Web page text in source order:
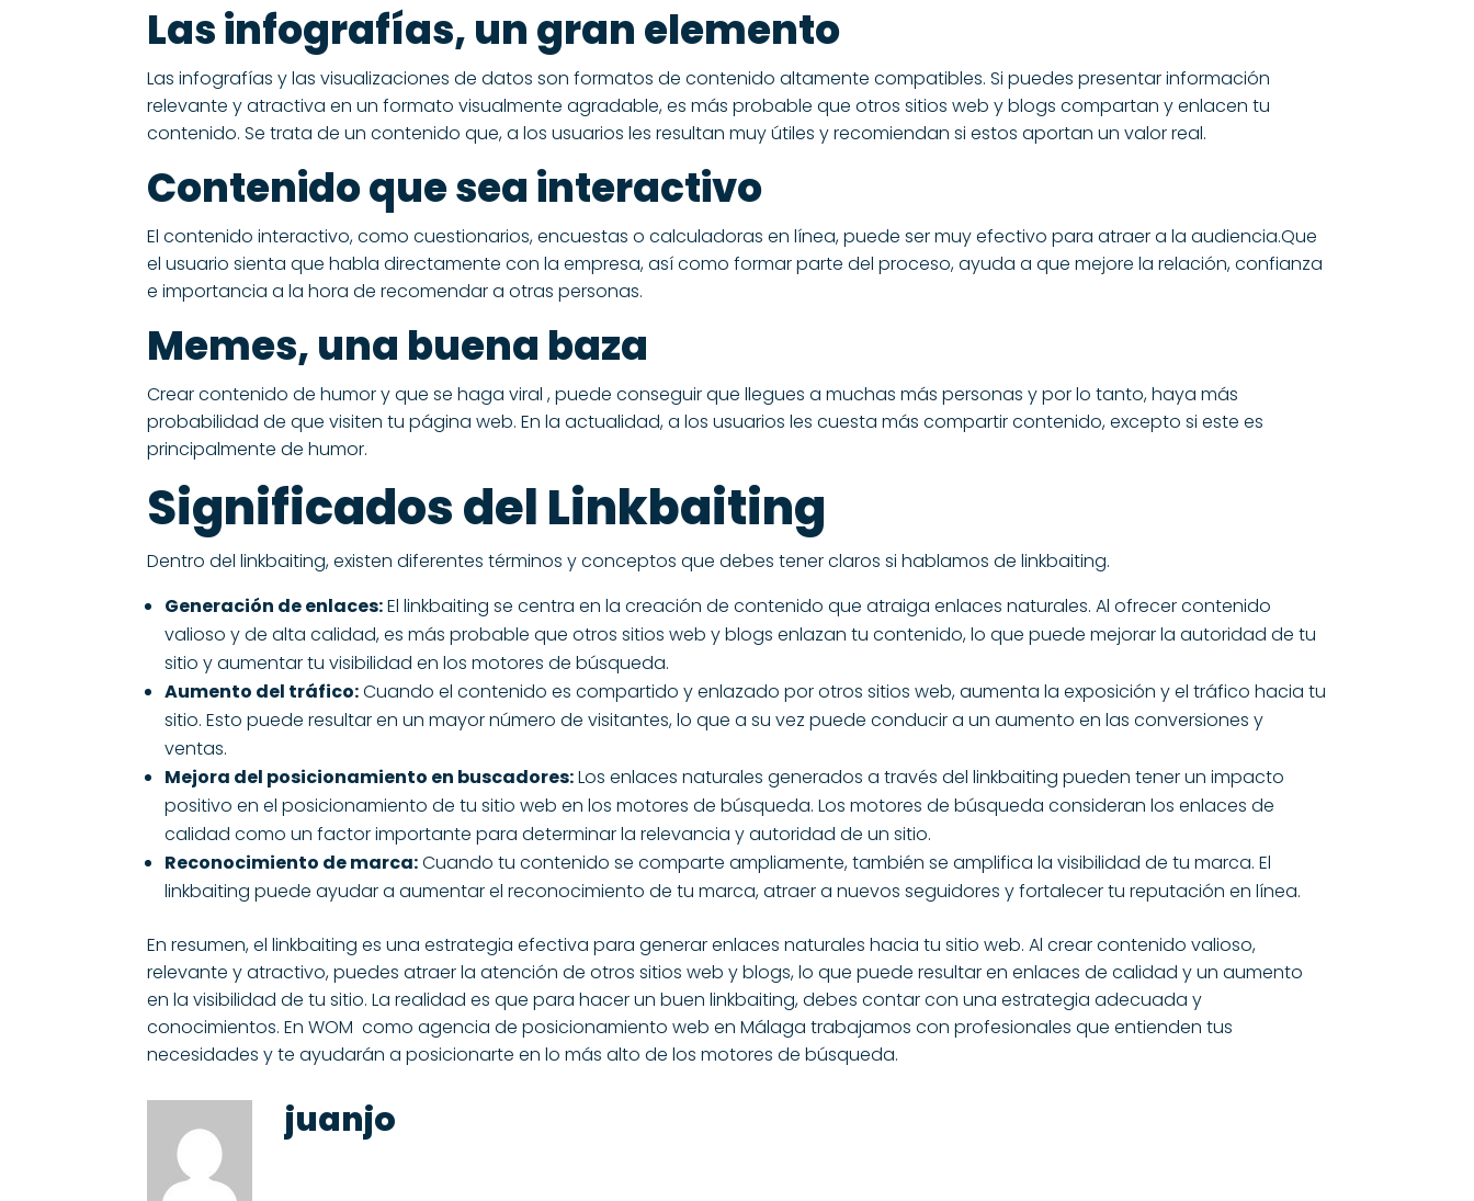
Las infografías, un gran elemento
Las infografías y las visualizaciones de datos son formatos de contenido altamente compatibles. Si puedes presentar información
relevante y atractiva en un formato visualmente agradable, es más probable que otros sitios web y blogs compartan y enlacen tu
contenido. Se trata de un contenido que, a los usuarios les resultan muy útiles y recomiendan si estos aportan un valor real.
Contenido que sea interactivo
El contenido interactivo, como cuestionarios, encuestas o calculadoras en línea, puede ser muy efectivo para atraer a la audiencia.Que
el usuario sienta que habla directamente con la empresa, así como formar parte del proceso, ayuda a que mejore la relación, confianza
e importancia a la hora de recomendar a otras personas.
Memes, una buena baza
Crear contenido de humor y que se haga viral , puede conseguir que llegues a muchas más personas y por lo tanto, haya más
probabilidad de que visiten tu página web. En la actualidad, a los usuarios les cuesta más compartir contenido, excepto si este es
principalmente de humor.
Significados del Linkbaiting
Dentro del linkbaiting, existen diferentes términos y conceptos que debes tener claros si hablamos de linkbaiting.
Generación de enlaces:El linkbaiting se centra en la creación de contenido que atraiga enlaces naturales. Al ofrecer contenido
valioso y de alta calidad, es más probable que otros sitios web y blogs enlazan tu contenido, lo que puede mejorar la autoridad de tu
sitio y aumentar tu visibilidad en los motores de búsqueda.
Aumento del tráfico:Cuando el contenido es compartido y enlazado por otros sitios web, aumenta la exposición y el tráfico hacia tu
sitio. Esto puede resultar en un mayor número de visitantes, lo que a su vez puede conducir a un aumento en las conversiones y
ventas.
Mejora del posicionamiento en buscadores:Los enlaces naturales generados a través del linkbaiting pueden tener un impacto
positivo en el posicionamiento de tu sitio web en los motores de búsqueda. Los motores de búsqueda consideran los enlaces de
calidad como un factor importante para determinar la relevancia y autoridad de un sitio.
Reconocimiento de marca:Cuando tu contenido se comparte ampliamente, también se amplifica la visibilidad de tu marca. El
linkbaiting puede ayudar a aumentar el reconocimiento de tu marca, atraer a nuevos seguidores y fortalecer tu reputación en línea.
En resumen, el linkbaiting es una estrategia efectiva para generar enlaces naturales hacia tu sitio web. Al crear contenido valioso,
relevante y atractivo, puedes atraer la atención de otros sitios web y blogs, lo que puede resultar en enlaces de calidad y un aumento
en la visibilidad de tu sitio. La realidad es que para hacer un buen linkbaiting, debes contar con una estrategia adecuada y
conocimientos. EnWOM comoagencia de posicionamiento web en Málaga trabajamos con profesionales que entienden tus
necesidades y te ayudarán a posicionarte en lo más alto de los motores de búsqueda.
juanjo